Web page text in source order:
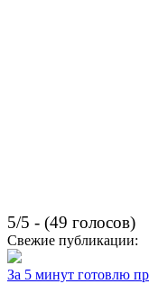
5/5 - (49 голосов)
Свежие публикации:
За 5 минут готовлю